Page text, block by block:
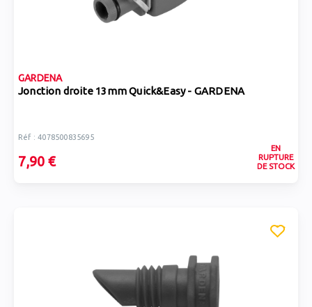
GARDENA
Jonction droite 13mm Quick&Easy - GARDENA
Réf : 4078500835695
7,90 €
EN
RUPTURE
DE STOCK